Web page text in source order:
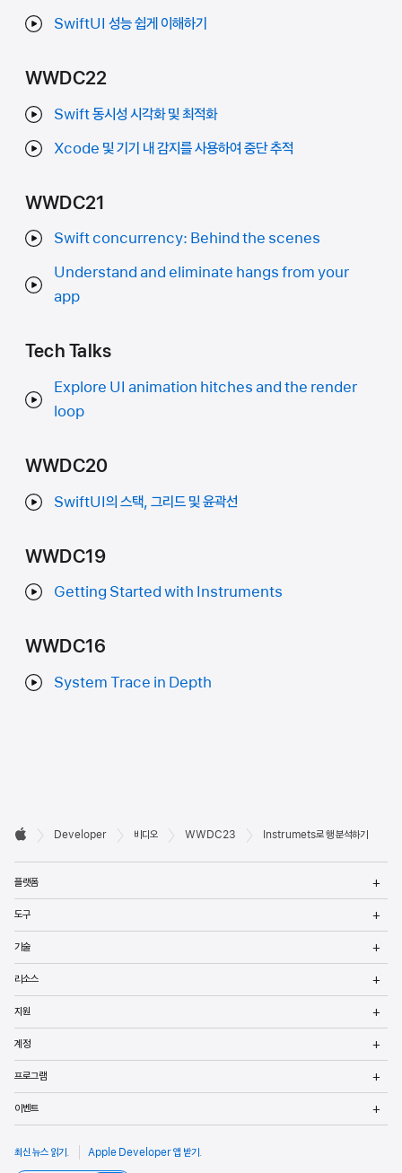
SwiftUI 성능 쉽게 이해하기
WWDC22
Swift 동시성 시각화 및 최적화
Xcode 및 기기 내 감지를 사용하여 중단 추적
WWDC21
Swift concurrency: Behind the scenes
Understand and eliminate hangs from your
app
Tech Talks
Explore UI animation hitches and the render
loop
WWDC20
SwiftUI의 스택, 그리드 및 윤곽선
WWDC19
Getting Started with Instruments
WWDC16
System Trace in Depth
Developer
바닥글

Developer 비디오 WWDC23 Instrumets로 행 분석하기
플랫폼
도구
기술
리소스
지원
계정
프로그램
이벤트
최신 뉴스 읽기. Apple Developer 앱 받기.